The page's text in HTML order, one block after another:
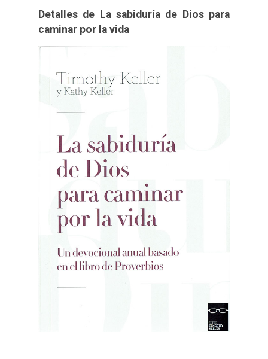
Detalles de La sabiduría de Dios para
caminar por la vida